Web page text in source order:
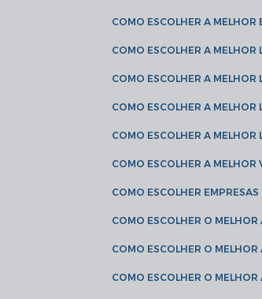
COMO ESCOLHER A
COMO ESCOLHER A
COMO ESCOLHER A
COMO ESCOLHER A
COMO ESCOLHER A
COMO ESCOLHER A
COMO ESCOLHER
COMO ESCOLHER O
COMO ESCOLHER O
COMO ESCOLHER O